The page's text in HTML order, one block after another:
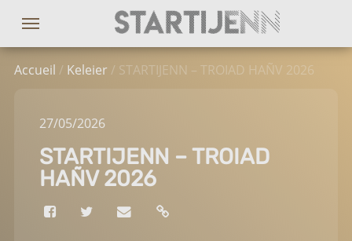
Accueil / Keleier/ STARTIJENN – TROIAD HAÑV 2026
27/05/2026
STARTIJENN – TROIAD
HAÑV 2026